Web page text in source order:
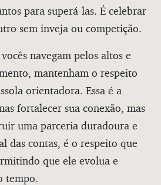
para superá-las. É celebrar
sem inveja ou competição.
navegam pelos altos e
mantenham o respeito
orientadora. Essa é a
fortalecer sua conexão, mas
uma parceria duradoura e
das contas, é o respeito que
que ele evolua e
tempo.